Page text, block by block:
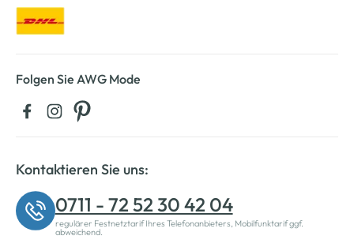
Folgen Sie AWG Mode
Kontaktieren Sie uns:
0711 - 72 52 30 42 04
regulärer Festnetztarif Ihres Telefonanbieters, Mobilfunktarif ggf.
abweichend.